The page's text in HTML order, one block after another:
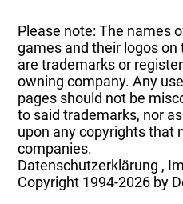
Please note: The names
games and their logos
are trademarks or
owning company. Any
pages should not be
to said trademarks, nor
upon any copyrights that
companies.
Datenschutzerklärung ,
Copyright 1994-2026 by